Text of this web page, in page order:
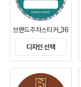
브랜드주차스티커_36
디자인 선택